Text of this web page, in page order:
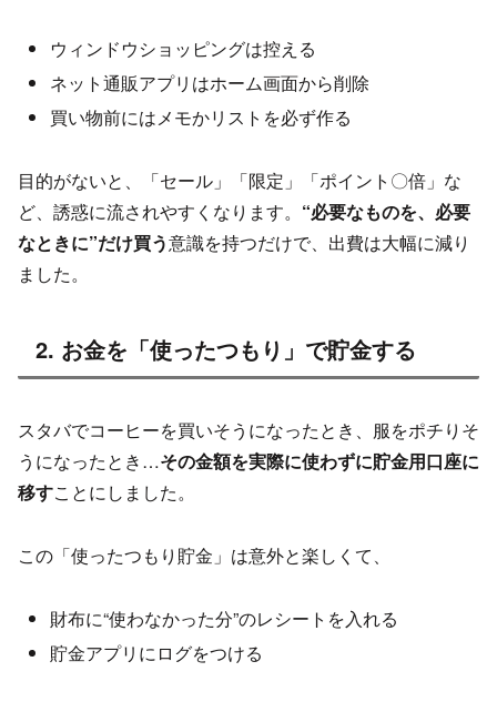
ウィンドウショッピングは控える
ネット通販アプリはホーム画面から削除
買い物前にはメモかリストを必ず作る
目的がないと、「セール」「限定」「ポイント〇倍」な
ど、誘惑に流されやすくなります。 “必要なものを、必要
なときに”だけ買う意識を持つだけで、出費は大幅に減り
ました。
2. お金を「使ったつもり」で貯金する
スタバでコーヒーを買いそうになったとき、服をポチりそ
うになったとき…その金額を実際に使わずに貯金用口座に
移すことにしました。
この「使ったつもり貯金」は意外と楽しくて、
財布に“使わなかった分”のレシートを入れる
貯金アプリにログをつける